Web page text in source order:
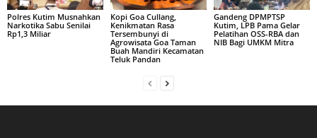
Polres Kutim Musnahkan
Narkotika Sabu Senilai
Rp1,3 Miliar
Kopi Goa Cullang,
Kenikmatan Rasa
Tersembunyi di
Agrowisata Goa Taman
Buah Mandiri Kecamatan
Teluk Pandan
Gandeng DPMPTSP
Kutim, LPB Pama Gelar
Pelatihan OSS-RBA dan
NIB Bagi UMKM Mitra